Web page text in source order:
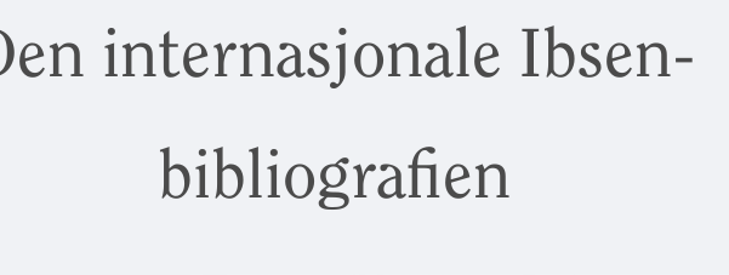
internasjonale Ibsen-
bibliografien